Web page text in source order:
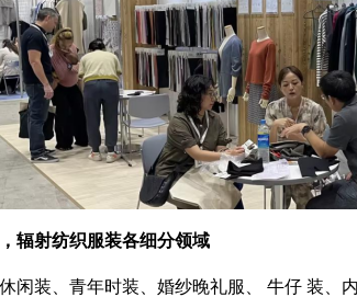
辐射纺织服装各细分领域
闲装、青年时装、婚纱晚礼服、 牛仔 装、